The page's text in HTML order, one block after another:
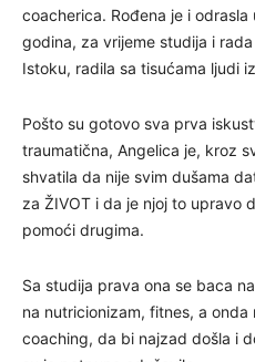
coacherica. Rođena je i
godina, za vrijeme studija i
Istoku, radila sa tisućama ljudi
Pošto su gotovo sva prva
traumatična, Angelica je, kroz
shvatila da nije svim dušama
za ŽIVOT i da je njoj to upravo
pomoći drugima.
Sa studija prava ona se baca
na nutricionizam, fitnes, a
coaching, da bi najzad došla i